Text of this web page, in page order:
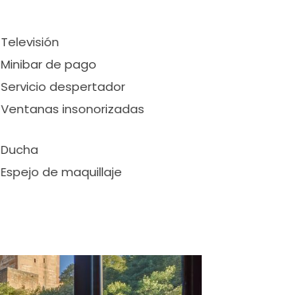
Televisión
Minibar de pago
Servicio despertador
Ventanas insonorizadas
Ducha
Espejo de maquillaje